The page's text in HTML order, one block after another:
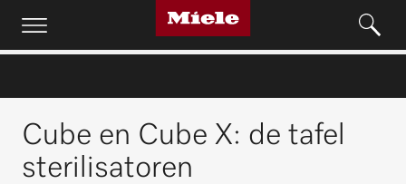
Cube en Cube X: de tafel
sterilisatoren